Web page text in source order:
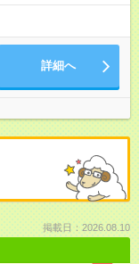
詳細へ
掲載日：2026.08.10